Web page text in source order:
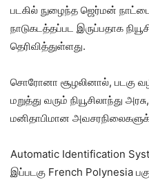
படகில் நுழைந்த ஜெர்மன்
நாடுகடத்தப்பட இருப்பதாக
தெரிவித்துள்ளது.
சொரோனா சூழலினால், படகு
மறுத்து வரும் நியூசிலாந்து
மனிதாபிமான
Automatic Identification
இப்படகு French Polynesia